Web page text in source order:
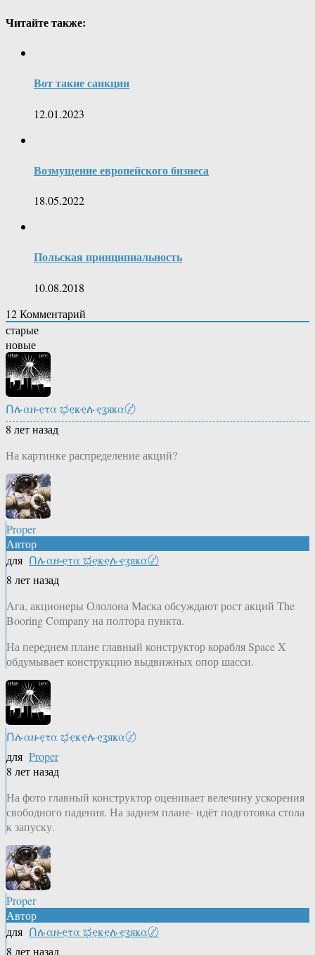
Читайте также:
Вот такие санкции
12.01.2023
Возмущение европейского бизнеса
18.05.2022
Польская принципиальность
10.08.2018
12Комментарий
старые
новые
Ոሉαዙҿτα ಭҿҝҿሉҿʓяҝα〄
8 лет назад
На картинке распределение акций?
Proper
Автор
для Ոሉαዙҿτα ಭҿҝҿሉҿʓяҝα〄
8 лет назад
Ага, акционеры Ололона Маска обсуждают рост акций The
Booring Company на полтора пункта.
На переднем плане главный конструктор корабля Space X
обдумывает конструкцию выдвижных опор шасси.
Ոሉαዙҿτα ಭҿҝҿሉҿʓяҝα〄
для Proper
8 лет назад
На фото главный конструктор оценивает велечину ускорения
свободного падения. На заднем плане- идёт подготовка стола
к запуску.
Proper
Автор
для Ոሉαዙҿτα ಭҿҝҿሉҿʓяҝα〄
8 лет назад